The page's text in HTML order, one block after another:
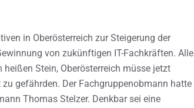
in Oberösterreich zur Steigerung der
von zukünftigen IT-Fachkräften. Alle
Stein, Oberösterreich müsse jetzt
gefährden. Der Fachgruppenobmann hatte
Thomas Stelzer. Denkbar sei eine